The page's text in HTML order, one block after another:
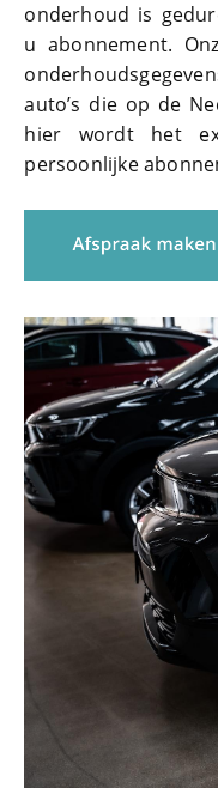
onderhoud is
u abonnement.
auto’s die op de
hier wordt het
persoonlijke